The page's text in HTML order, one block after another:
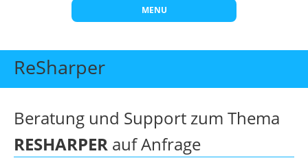
MENU
Start
Themen
Individuelle Schulungen
Offene Seminare
ReSharper
Beratung und Support zum Thema
RESHARPER auf Anfrage